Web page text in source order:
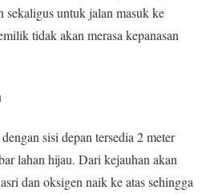
sekaligus untuk jalan masuk ke
tidak akan merasa kepanasan
sisi depan tersedia 2 meter
lahan hijau. Dari kejauhan akan
dan oksigen naik ke atas sehingga